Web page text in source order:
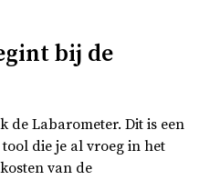
bij de
de Labarometer. Dit is een
die je al vroeg in het
van de